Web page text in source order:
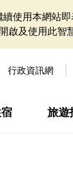
使用本網站
啟及使用此智
行政資訊網
旅遊